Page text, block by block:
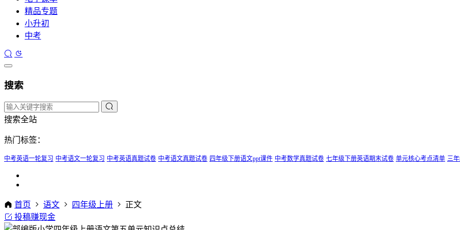
精品专题
小升初
中考
搜索
搜索全站
热门标签：
中考英语一轮复习 中考语文一轮复习 中考英语真题试卷 中考语文真题试卷 四年级下册语文ppt课件 中考数学真题试卷 七年级下册英语期末试卷 单元核心考点清单 三
首页 语文 四年级上册
正文
投稿赚现金